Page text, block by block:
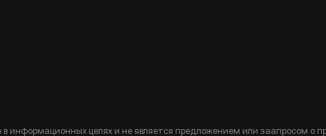
информационных целях и не является предложением или заапросом о